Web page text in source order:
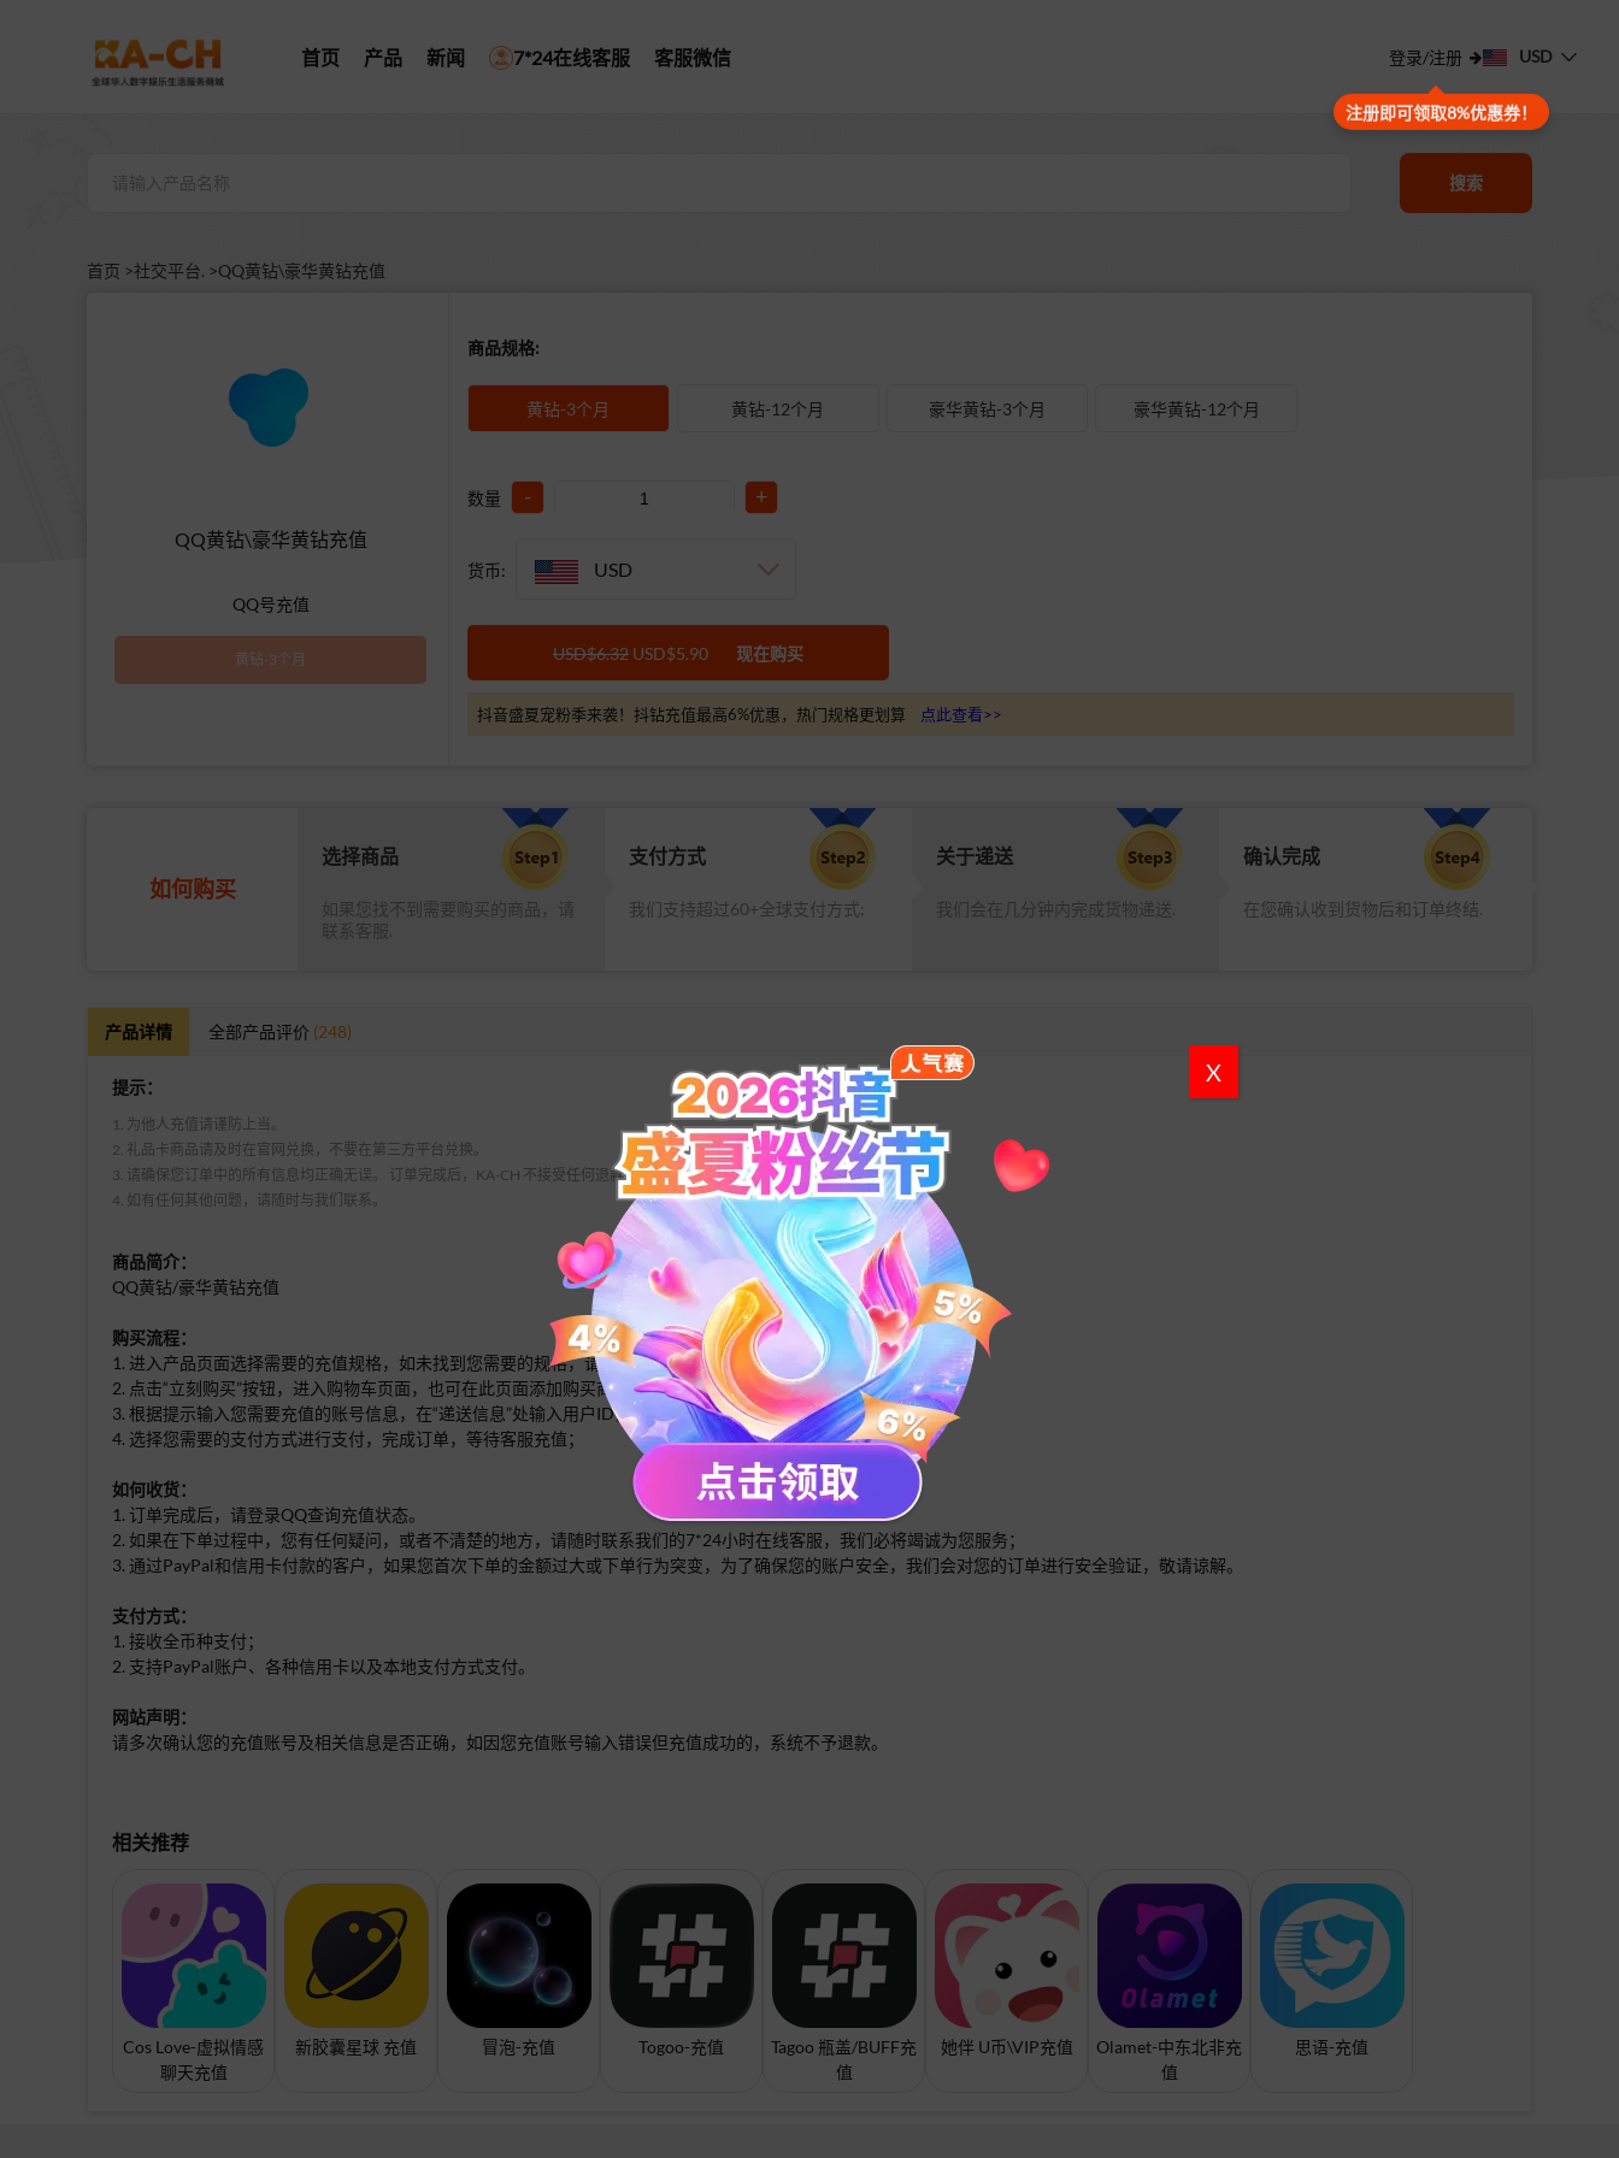
首页 产品 新闻 7*24在线客服 客服微信
登录/注册
注册即可领取8%优惠券！
USD
X
搜索
首页 >社交平台. >QQ黄钻\豪华黄钻充值
QQ黄钻\豪华黄钻充值
QQ号充值
黄钻-3个月
商品规格:
黄钻-3个月 黄钻-12个月 豪华黄钻-3个月 豪华黄钻-12个月
数量 - +
货币: USD
USD$6.32 USD$5.90 现在购买
抖音盛夏宠粉季来袭！抖钻充值最高6%优惠，热门规格更划算 点此查看>>
如何购买
选择商品
如果您找不到需要购买的商品，请
联系客服.
支付方式
我们支持超过60+全球支付方式;
关于递送
我们会在几分钟内完成货物递送.
确认完成
在您确认收到货物后和订单终结.
产品详情 全部产品评价 (248)
提示：
1. 为他人充值请谨防上当。
2. 礼品卡商品请及时在官网兑换，不要在第三方平台兑换。
3. 请确保您订单中的所有信息均正确无误。 订单完成后，KA-CH 不接受任何退款请求。
4. 如有任何其他问题，请随时与我们联系。
商品简介：
QQ黄钻/豪华黄钻充值
购买流程：
1. 进入产品页面选择需要的充值规格，如未找到您需要的规格，请选择合适的规格分别多次下单即可；
2. 点击“立刻购买”按钮，进入购物车页面，也可在此页面添加购买商品数量；
3. 根据提示输入您需要充值的账号信息，在“递送信息”处输入用户ID信息；
4. 选择您需要的支付方式进行支付，完成订单，等待客服充值；
如何收货：
1. 订单完成后，请登录QQ查询充值状态。
2. 如果在下单过程中，您有任何疑问，或者不清楚的地方，请随时联系我们的7*24小时在线客服，我们必将竭诚为您服务；
3. 通过PayPal和信用卡付款的客户，如果您首次下单的金额过大或下单行为突变，为了确保您的账户安全，我们会对您的订单进行安全验证，敬请谅解。
支付方式：
1. 接收全币种支付；
2. 支持PayPal账户、各种信用卡以及本地支付方式支付。
网站声明：
请多次确认您的充值账号及相关信息是否正确，如因您充值账号输入错误但充值成功的，系统不予退款。
相关推荐
Cos Love-虚拟情感
聊天充值
新胶囊星球 充值 冒泡-充值 Togoo-充值
Tagoo 瓶盖/BUFF充
值
她伴 U币\VIP充值
Olamet-中东北非充
值
思语-充值